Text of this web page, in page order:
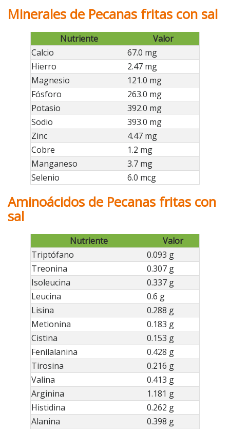
Minerales de Pecanas fritas con sal
Nutriente
Valor
Calcio
67.0 mg
Hierro
2.47 mg
Magnesio
121.0 mg
Fósforo
263.0 mg
Potasio
392.0 mg
Sodio
393.0 mg
Zinc
4.47 mg
Cobre
1.2 mg
Manganeso
3.7 mg
Selenio
6.0 mcg
Aminoácidos de Pecanas fritas con
sal
Nutriente
Valor
Triptófano
0.093 g
Treonina
0.307 g
Isoleucina
0.337 g
Leucina
0.6 g
Lisina
0.288 g
Metionina
0.183 g
Cistina
0.153 g
Fenilalanina
0.428 g
Tirosina
0.216 g
Valina
0.413 g
Arginina
1.181 g
Histidina
0.262 g
Alanina
0.398 g